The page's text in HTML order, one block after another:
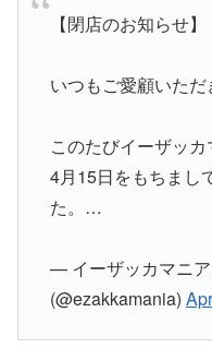
【閉店のお知らせ】
いつもご愛顧いただ
このたびイーザッ
4月15日をもちまし
た。…
— イーザッカマニア
(@ezakkamania)